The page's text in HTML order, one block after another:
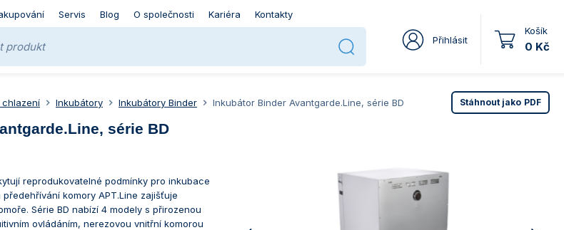
Servis Blog O společnosti Kariéra Kontakty
Přihlásit
Košík
0 Kč
chlazení Inkubátory Inkubátory Binder Inkubátor Binder Avantgarde.Line, série BD Stáhnout jako PDF
série BD
reprodukovatelné podmínky pro inkubace
komory APT.Line zajišťuje
Série BD nabízí 4 modely s přirozenou
ovládáním, nerezovou vnitřní komorou